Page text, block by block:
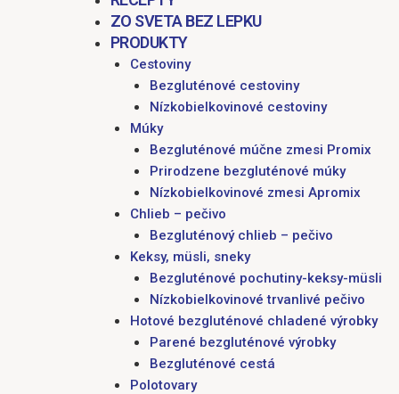
ZO SVETA BEZ LEPKU
PRODUKTY
Cestoviny
Bezgluténové cestoviny
Nízkobielkovinové cestoviny
Múky
Bezgluténové múčne zmesi Promix
Prirodzene bezgluténové múky
Nízkobielkovinové zmesi Apromix
Chlieb – pečivo
Bezgluténový chlieb – pečivo
Keksy, müsli, sneky
Bezgluténové pochutiny-keksy-müsli
Nízkobielkovinové trvanlivé pečivo
Hotové bezgluténové chladené výrobky
Parené bezgluténové výrobky
Bezgluténové cestá
Polotovary